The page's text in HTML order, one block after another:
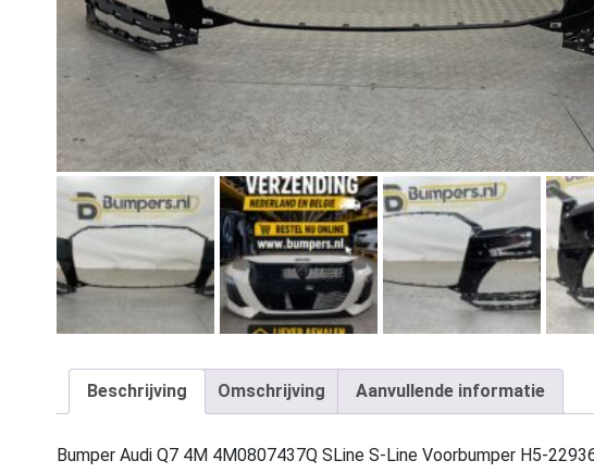
Beschrijving Omschrijving Aanvullende informatie
Bumper Audi Q7 4M 4M0807437Q SLine S-Line Voorbumper H5-